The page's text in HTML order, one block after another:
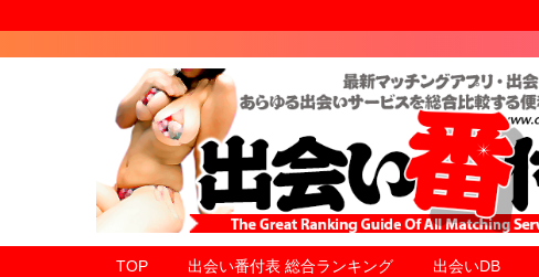
TOP 出会い番付表 総合ランキング 出会いDB